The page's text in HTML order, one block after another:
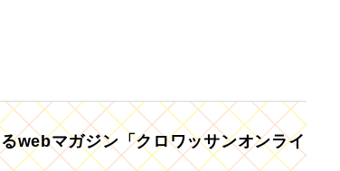
webマガジン「クロワッサンオンライ